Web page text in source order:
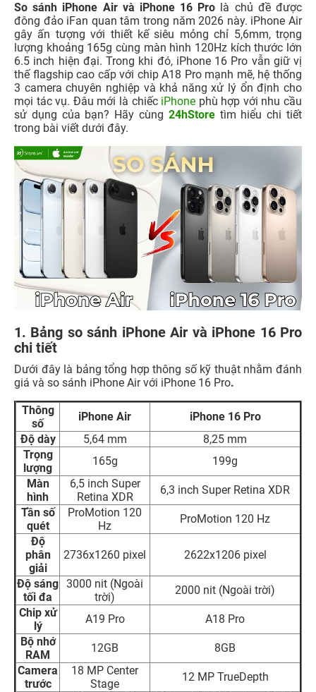
So sánh iPhone Air và iPhone 16 Pro là chủ đề được
đông đảo iFan quan tâm trong năm 2026 này. iPhone Air
gây ấn tượng với thiết kế siêu mỏng chỉ 5,6mm, trọng
lượng khoảng 165g cùng màn hình 120Hz kích thước lớn
6.5 inch hiện đại. Trong khi đó, iPhone 16 Pro vẫn giữ vị
thế flagship cao cấp với chip A18 Pro mạnh mẽ, hệ thống
3 camera chuyên nghiệp và khả năng xử lý ổn định cho
mọi tác vụ. Đâu mới là chiếc iPhone phù hợp với nhu cầu
sử dụng của bạn? Hãy cùng 24hStoretìm hiểu chi tiết
trong bài viết dưới đây.
1. Bảng so sánh iPhone Air và iPhone 16 Pro
chi tiết
Dưới đây là bảng tổng hợp thông số kỹ thuật nhằm đánh
giá và so sánh iPhone Air với iPhone 16 Pro.
Thông
số
iPhone Air
iPhone 16 Pro
Độ dày
5,64 mm
8,25 mm
Trọng
lượng
165g
199g
Màn
hình
6,5 inch Super
Retina XDR
6,3 inch Super Retina XDR
Tần số
quét
ProMotion 120
Hz
ProMotion 120 Hz
Độ
phân
giải
2736x1260 pixel 2622x1206 pixel
Độ sáng
tối đa
3000 nit (Ngoài
trời)
2000 nit (Ngoài trời)
Chip xử
lý
A19 Pro
A18 Pro
Bộ nhớ
RAM
12GB
8GB
Camera
trước
18 MP Center
Stage
12 MP TrueDepth